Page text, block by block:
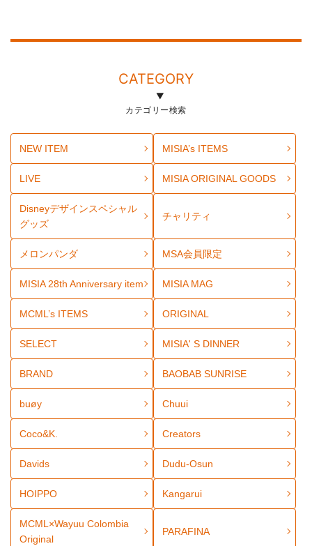
CATEGORY
カテゴリー検索
NEW ITEM MISIA’s ITEMS
LIVE MISIA ORIGINAL GOODS
Disneyデザインスペシャル
グッズ
チャリティ
メロンパンダ MSA会員限定
MISIA 28th Anniversary item MISIA MAG
MCML’s ITEMS ORIGINAL
SELECT MISIA' S DINNER
BRAND BAOBAB SUNRISE
buøy Chuui
Coco&K. Creators
Davids Dudu-Osun
HOIPPO Kangarui
MCML×Wayuu Colombia
Original
PARAFINA